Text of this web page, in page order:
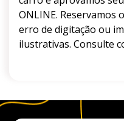
ONLINE.
erro de digitação ou
ilustrativas. Consulte